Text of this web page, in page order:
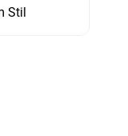
Stil